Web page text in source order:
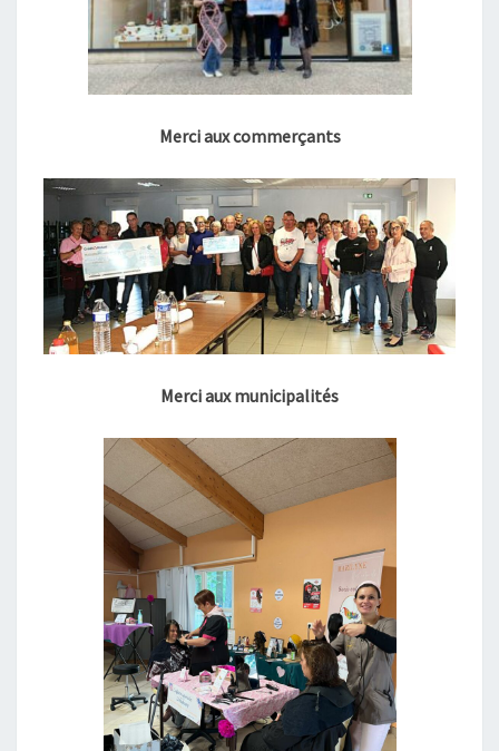
Merci aux commerçants
Merci aux municipalités